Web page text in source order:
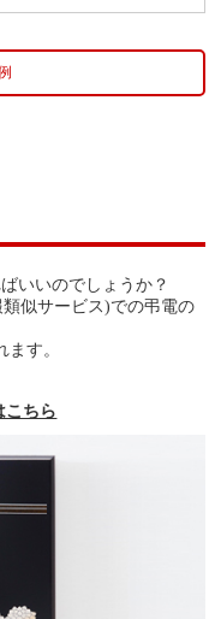
いいのでしょうか？
似サービス)での弔電の
す。
こちら